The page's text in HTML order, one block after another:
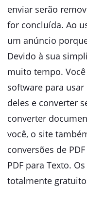
enviar serão
for concluída. Ao
um anúncio
Devido à sua
muito tempo.
software para
deles e converter
converter
você, o site
conversões de
PDF para Texto.
totalmente